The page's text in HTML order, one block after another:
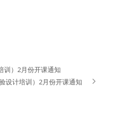
训）2月份开课通知
设计培训）2月份开课通知